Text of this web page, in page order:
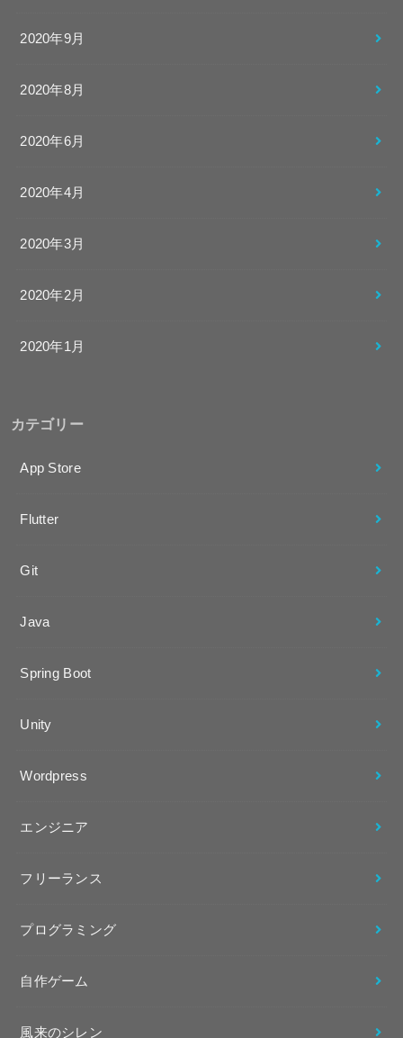
2020年9月
2020年8月
2020年6月
2020年4月
2020年3月
2020年2月
2020年1月
カテゴリー
App Store
Flutter
Git
Java
Spring Boot
Unity
Wordpress
エンジニア
フリーランス
プログラミング
自作ゲーム
風来のシレン